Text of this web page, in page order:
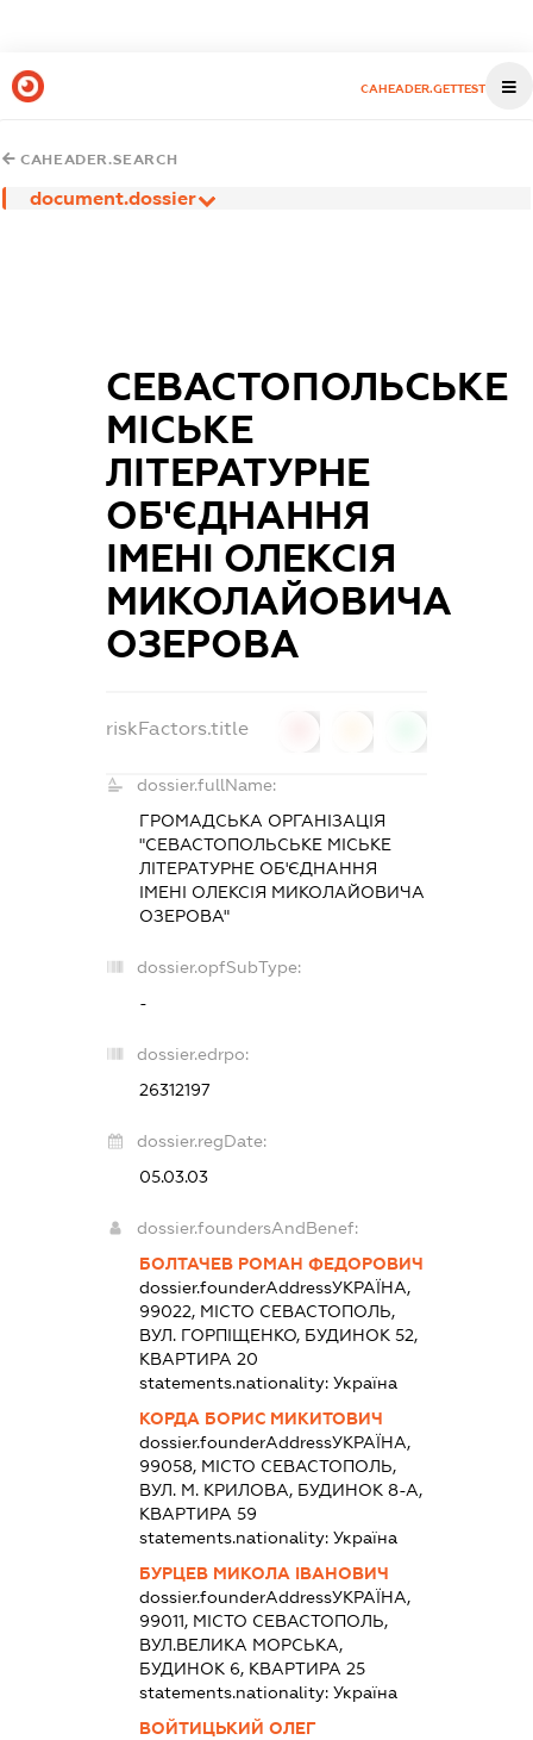
CAHEADER.GETTEST
CAHEADER.SEARCH
document.dossier
СЕВАСТОПОЛЬСЬКЕ
МІСЬКЕ
ЛІТЕРАТУРНЕ
ОБ'ЄДНАННЯ
ІМЕНІ ОЛЕКСІЯ
МИКОЛАЙОВИЧА
ОЗЕРОВА
riskFactors.title
dossier.fullName:
ГРОМАДСЬКА ОРГАНІЗАЦІЯ
"СЕВАСТОПОЛЬСЬКЕ МІСЬКЕ
ЛІТЕРАТУРНЕ ОБ'ЄДНАННЯ
ІМЕНІ ОЛЕКСІЯ МИКОЛАЙОВИЧА
ОЗЕРОВА"
dossier.opfSubType:
-
dossier.edrpo:
26312197
dossier.regDate:
05.03.03
dossier.foundersAndBenef:
БОЛТАЧЕВ РОМАН ФЕДОРОВИЧ
dossier.founderAddressУКРАЇНА,
99022, МІСТО СЕВАСТОПОЛЬ,
ВУЛ. ГОРПІЩЕНКО, БУДИНОК 52,
КВАРТИРА 20
statements.nationality:Україна
КОРДА БОРИС МИКИТОВИЧ
dossier.founderAddressУКРАЇНА,
99058, МІСТО СЕВАСТОПОЛЬ,
ВУЛ. М. КРИЛОВА, БУДИНОК 8-А,
КВАРТИРА 59
statements.nationality:Україна
БУРЦЕВ МИКОЛА ІВАНОВИЧ
dossier.founderAddressУКРАЇНА,
99011, МІСТО СЕВАСТОПОЛЬ,
ВУЛ.ВЕЛИКА МОРСЬКА,
БУДИНОК 6, КВАРТИРА 25
statements.nationality:Україна
ВОЙТИЦЬКИЙ ОЛЕГ